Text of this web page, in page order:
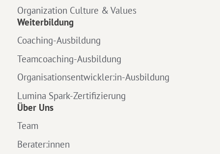
Organization Culture & Values
Weiterbildung
Coaching-Ausbildung
Teamcoaching-Ausbildung
Organisationsentwickler:in-Ausbildung
Lumina Spark-Zertifizierung
Über Uns
Team
Berater:innen